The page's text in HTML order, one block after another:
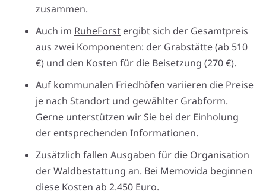
zusammen.
Auch im RuheForst ergibt sich der Gesamtpreis
aus zwei Komponenten: der Grabstätte (ab 510
€) und den Kosten für die Beisetzung (270 €).
Auf kommunalen Friedhöfen variieren die Preise
je nach Standort und gewählter Grabform.
Gerne unterstützen wir Sie bei der Einholung
der entsprechenden Informationen.
Zusätzlich fallen Ausgaben für die Organisation
der Waldbestattung an. Bei Memovida beginnen
diese Kosten ab 2.450 Euro.